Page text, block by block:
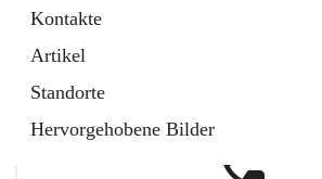
Kontakte
Artikel
Standorte
Hervorgehobene Bilder